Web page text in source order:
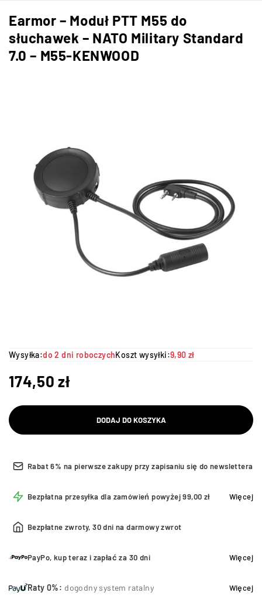
Earmor – Moduł PTT M55 do
słuchawek – NATO Military Standard
7.0 – M55-KENWOOD
Wysyłka:do 2 dni roboczychKoszt wysyłki:9,90 zł
174,50zł
DODAJ DO KOSZYKA
Rabat 6% na pierwsze zakupy przy zapisaniu się do newslettera
Bezpłatna przesyłka dla zamówień powyżej 99,00 zł Więcej
Bezpłatne zwroty, 30 dni na darmowy zwrot
PayPo, kup teraz i zapłać za 30 dni Więcej
Raty 0%: dogodny system ratalny Więcej